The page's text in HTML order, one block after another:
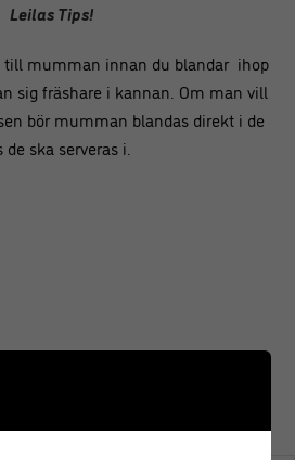
Leilas Tips!
till mumman innan du blandar ihop
sig fräshare i kannan. Om man vill
bör mumman blandas direkt i de
de ska serveras i.